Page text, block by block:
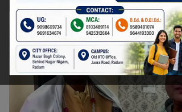
रेलवे
खेल
ज्योतिष